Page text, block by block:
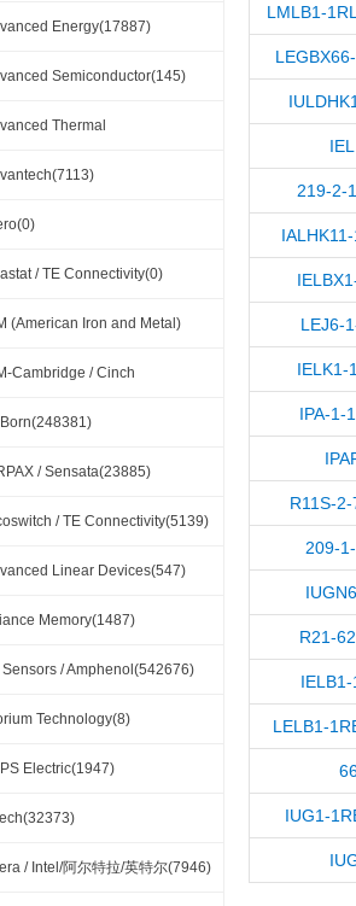
Energy(17887)
Semiconductor(145)
Thermal
/ TE Connectivity(0)
(American Iron and Metal)
Cambridge / Cinch
Solutions(909)
/ Sensata(23885)
/ TE Connectivity(5139)
Linear Devices(547)
Memory(1487)
/ Amphenol(542676)
Technology(8)
Electric(1947)
/ Intel/阿尔特拉/英特尔(7946)
LMLB1-
219-2-
LEJ6-
IELK1-
IPA-1-
R11S-
209-
R21-
LELB1-
IUG1-